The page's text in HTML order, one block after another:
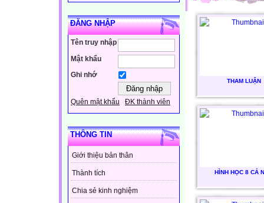
ĐĂNG NHẬP
Tên truy nhập
Mật khẩu
Ghi nhớ
Quên mật khẩu ĐK thành viên
THÔNG TIN
Giới thiệu bản thân
Thành tích
Chia sẻ kinh nghiệm
THAM LUẬN
HÌNH HỌC 8 CẢ